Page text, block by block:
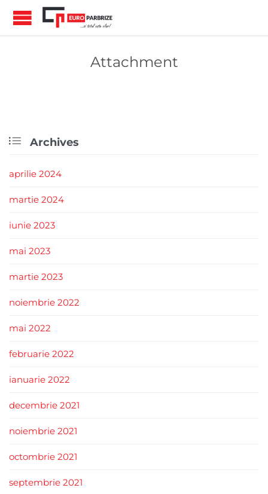
Attachment
 Archives
aprilie 2024
martie 2024
iunie 2023
mai 2023
martie 2023
noiembrie 2022
mai 2022
februarie 2022
ianuarie 2022
decembrie 2021
noiembrie 2021
octombrie 2021
septembrie 2021